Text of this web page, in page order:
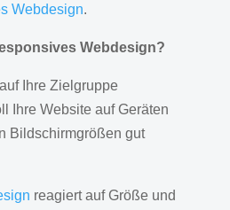
Webdesign.
Webdesign?
Ihre Zielgruppe
Ihre Website auf Geräten
Bildschirmgrößen gut
reagiert auf Größe und